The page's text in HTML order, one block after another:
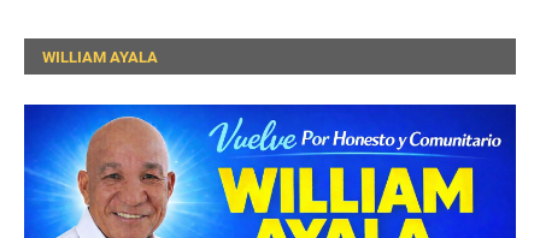
WILLIAM AYALA